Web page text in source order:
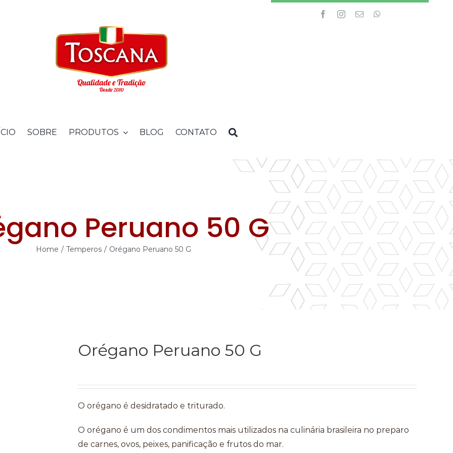
SOBRE PRODUTOS BLOG CONTATO
Peruano 50 G
Home / Temperos / Orégano Peruano 50 G
Orégano Peruano 50 G
O orégano é desidratado e triturado.
O orégano é um dos condimentos mais utilizados na culinária brasileira no preparo
de carnes, ovos, peixes, panificação e frutos do mar.